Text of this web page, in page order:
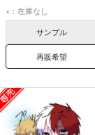
爆豪勝己
×：在庫なし
サンプル
再販希望